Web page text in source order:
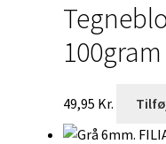
100gram
49,95 Kr.